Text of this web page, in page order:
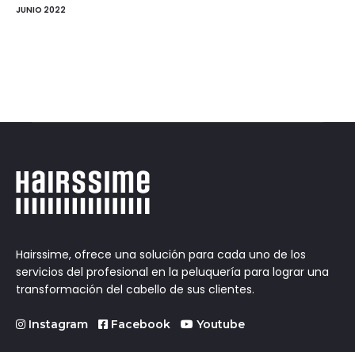
JUNIO 2022
Hairssime, ofrece una solución para cada uno de los
servicios del profesional en la peluquería para lograr una
transformación del cabello de sus clientes.
Instagram Facebook Youtube